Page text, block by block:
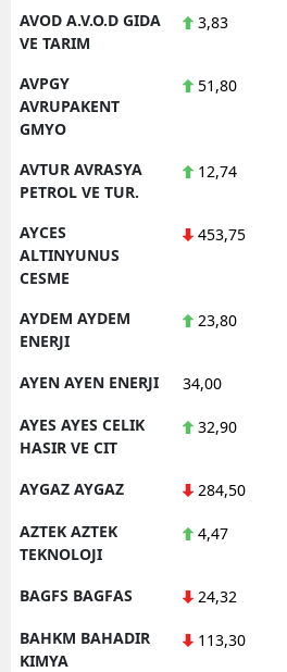
AVOD A.V.O.D GIDA
VE TARIM
3,83
AVPGY
AVRUPAKENT
GMYO
51,80
AVTUR AVRASYA
PETROL VE TUR.
12,74
AYCES
ALTINYUNUS
CESME
453,75
AYDEM AYDEM
ENERJI
23,80
AYEN AYEN ENERJI 34,00
AYES AYES CELIK
HASIR VE CIT
32,90
AYGAZ AYGAZ 284,50
AZTEK AZTEK
TEKNOLOJI
4,47
BAGFS BAGFAS 24,32
BAHKM BAHADIR
KIMYA
113,30